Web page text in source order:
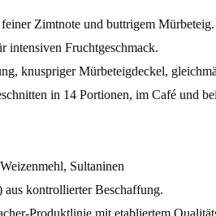
Zimtnote und buttrigem Mürbeteig.
intensiven Fruchtgeschmack.
knuspriger Mürbeteigdeckel,
in 14 Portionen, im Café und
Sultaninen
kontrollierter Beschaffung.
mit etabliertem